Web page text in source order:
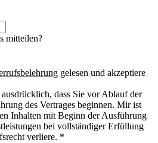
mitteilen?
gelesen und akzeptiere
dass Sie vor Ablauf der
des Vertrages beginnen. Mir ist
Inhalten mit Beginn der Ausführung
bei vollständiger Erfüllung
verliere. *